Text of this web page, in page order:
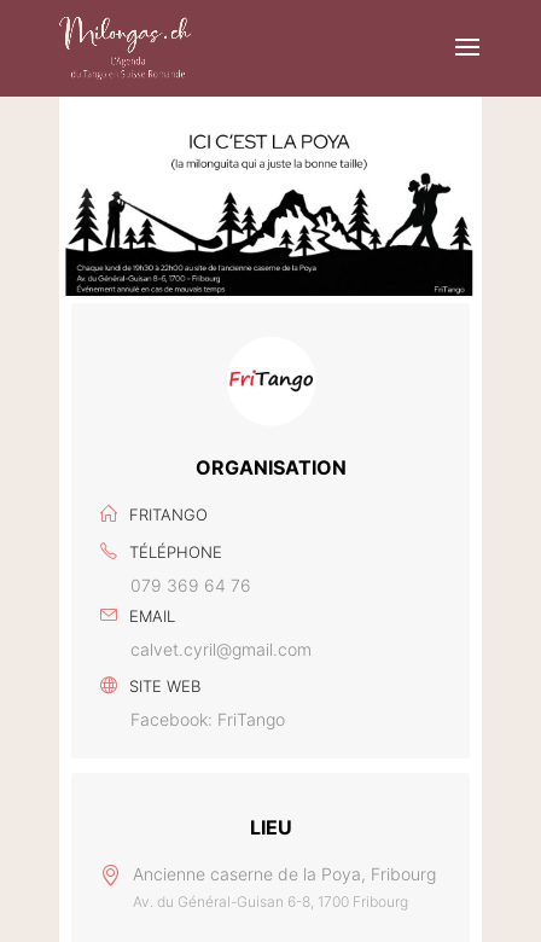
ORGANISATION
FRITANGO
TÉLÉPHONE
079 369 64 76
EMAIL
calvet.cyril@gmail.com
SITE WEB
Facebook: FriTango
LIEU
Ancienne caserne de la Poya, Fribourg
Av. du Général-Guisan 6-8, 1700 Fribourg